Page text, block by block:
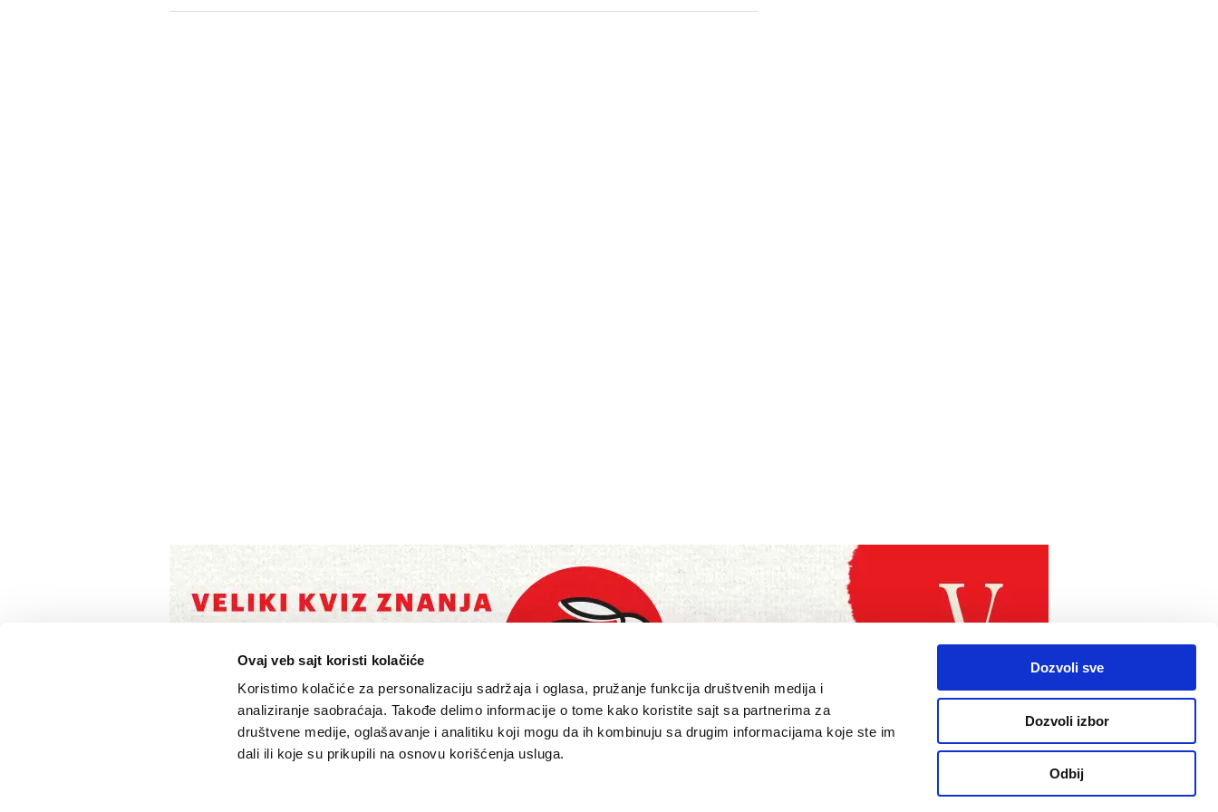
Ovaj veb sajt koristi kolačiće
Koristimo kolačiće za personalizaciju sadržaja i oglasa, pružanje funkcija društvenih medija i
analiziranje saobraćaja. Takođe delimo informacije o tome kako koristite sajt sa partnerima za
društvene medije, oglašavanje i analitiku koji mogu da ih kombinuju sa drugim informacijama koje ste im
dali ili koje su prikupili na osnovu korišćenja usluga.
Dozvoli sve
Dozvoli izbor
Odbij